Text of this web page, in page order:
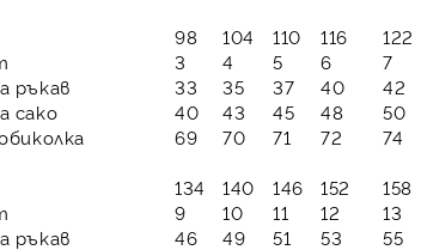
98 104 110 116 122
3 4 5 6 7
ръкав
33 35 37 40 42
сако
40 43 45 48 50
69 70 71 72 74
134 140 146 152 158
9 10 11 12 13
ръкав
46 49 51 53 55